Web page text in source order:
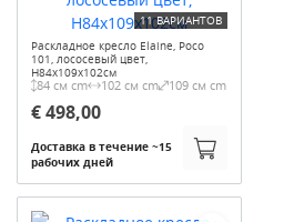
Раскладное кресло Elaine, Poco
101, лососевый цвет,
H84x109x102см
84 см cm 102 см cm 109 см cm
€ 498,00
Доставка в течение ~15
рабочих дней
11 ВАРИАНТОВ